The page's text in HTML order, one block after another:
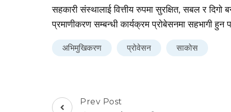
सहकारी संस्थालाई वित्तीय रुपमा सुरक्षित, सबल र
प्रमाणीकरण सम्बन्धी कार्यक्रम प्रोबेसनमा सहभागी हुन
अभिमुखिकरण प्रोवेसन साकोस
PostPrev Post